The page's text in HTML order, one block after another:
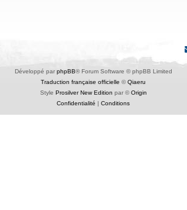
Développé par phpBB® Forum Software © phpBB Limited
Traduction française officielle ©Qiaeru
Style Prosilver New Edition par ©Origin
Confidentialité
Conditions